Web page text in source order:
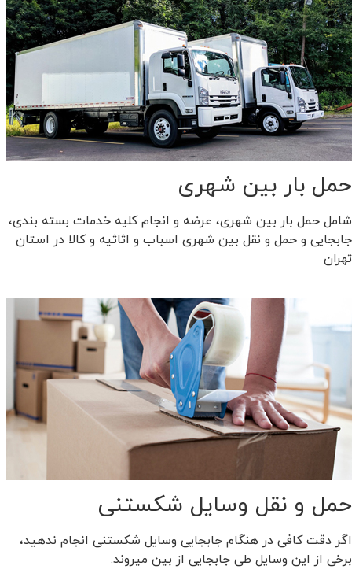
حمل بار بین شهری
شامل حمل بار بین شهری، عرضه و انجام کلیه خدمات بسته بندی،
جابجایی و حمل و نقل بین شهری اسباب و اثاثیه و کالا در استان
تهران
حمل و نقل وسایل شکستنی
اگر دقت کافی در هنگام جابجایی وسایل شکستنی انجام ندهید،
برخی از این وسایل طی جابجایی از بین میروند.